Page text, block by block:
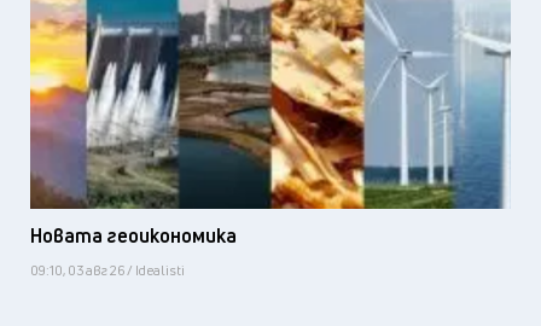
Новата геоикономика
09:10, 03 авг 26 / Idealisti